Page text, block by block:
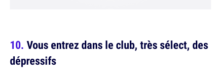
Vous entrez dans le club, très sélect, des
dépressifs